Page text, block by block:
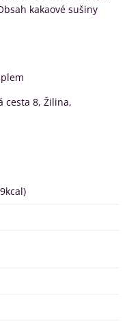
kakaové sušiny
cesta 8, Žilina,